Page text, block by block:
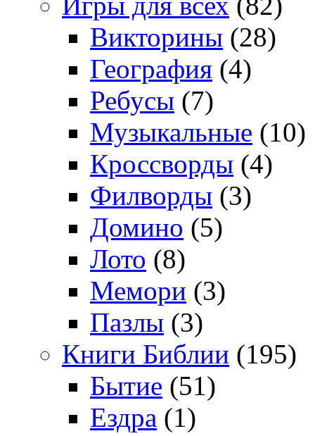
Викторины (28)
География (4)
Ребусы (7)
Музыкальные (10)
Кроссворды (4)
Филворды (3)
Домино (5)
Лото (8)
Мемори (3)
Пазлы (3)
Книги Библии (195)
Бытие (51)
Ездра (1)